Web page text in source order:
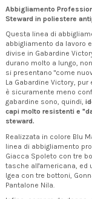
Abbigliamento
Steward in poliestere
Questa linea di
abbigliamento da lavoro
divise in Gabardine
durano molto a lungo,
si presentano "come
La Gabardine Victory,
è sicuramente meno
gabardine sono, quindi,
capi molto resistenti e
steward.
Realizzata in colore Blu
linea di abbigliamento
Giacca Spoleto con tre
tasche all'americana, ed
Igea con tre bottoni,
Pantalone Nila.